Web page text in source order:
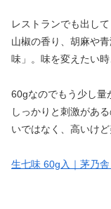
レストランでも出し
山椒の香り、胡麻や
味」。味を変えたい
60gなのでもう少し
しっかりと刺激があ
いではなく、高いけど
生七味 60g入｜茅乃